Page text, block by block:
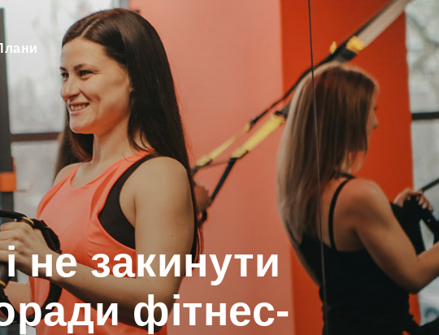
не закинути
фітнес-